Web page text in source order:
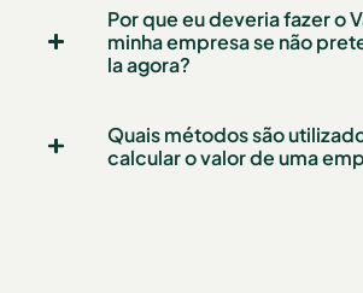
Por que eu deveria fazer o
minha empresa se não
la agora?
Quais métodos são
calcular o valor de uma